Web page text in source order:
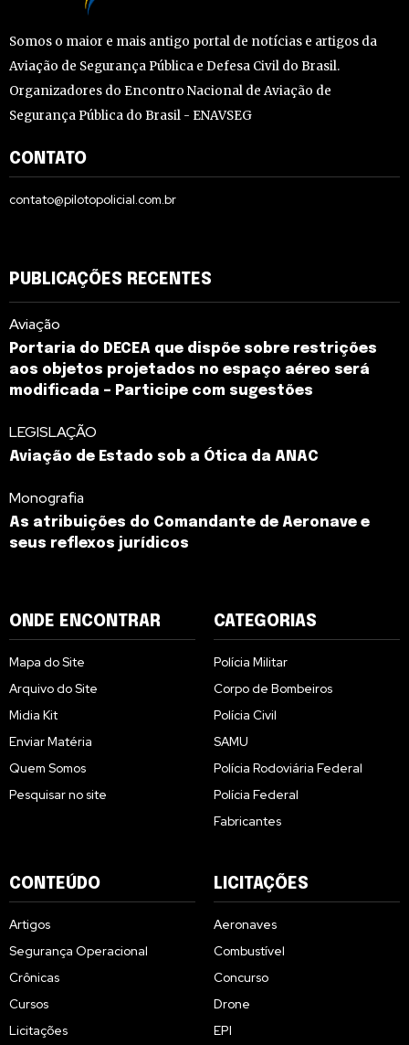
Somos o maior e mais antigo portal de notícias e artigos da
Aviação de Segurança Pública e Defesa Civil do Brasil.
Organizadores do Encontro Nacional de Aviação de
Segurança Pública do Brasil - ENAVSEG
CONTATO
contato@pilotopolicial.com.br
PUBLICAÇÕES RECENTES
Aviação
Portaria do DECEA que dispõe sobre restrições
aos objetos projetados no espaço aéreo será
modificada – Participe com sugestões
LEGISLAÇÃO
Aviação de Estado sob a Ótica da ANAC
Monografia
As atribuições do Comandante de Aeronave e
seus reflexos jurídicos
ONDE ENCONTRAR
Mapa do Site
Arquivo do Site
Midia Kit
Enviar Matéria
Quem Somos
Pesquisar no site
CATEGORIAS
Polícia Militar
Corpo de Bombeiros
Polícia Civil
SAMU
Polícia Rodoviária Federal
Polícia Federal
Fabricantes
CONTEÚDO
Artigos
Segurança Operacional
Crônicas
Cursos
Licitações
LICITAÇÕES
Aeronaves
Combustível
Concurso
Drone
EPI